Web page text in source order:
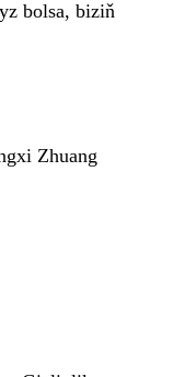
bolsa, biziň
Zhuang